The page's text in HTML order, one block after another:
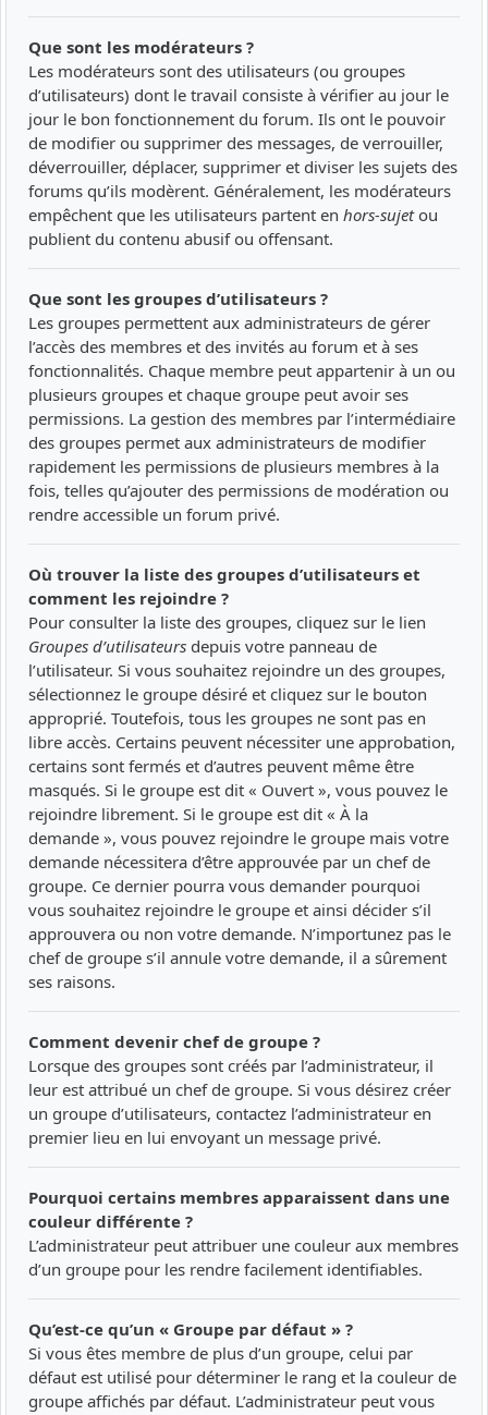
Que sont les modérateurs ?
Les modérateurs sont des utilisateurs (ou groupes
d’utilisateurs) dont le travail consiste à vérifier au jour le
jour le bon fonctionnement du forum. Ils ont le pouvoir
de modifier ou supprimer des messages, de verrouiller,
déverrouiller, déplacer, supprimer et diviser les sujets des
forums qu’ils modèrent. Généralement, les modérateurs
empêchent que les utilisateurs partent en hors-sujetou
publient du contenu abusif ou offensant.
Que sont les groupes d’utilisateurs ?
Les groupes permettent aux administrateurs de gérer
l’accès des membres et des invités au forum et à ses
fonctionnalités. Chaque membre peut appartenir à un ou
plusieurs groupes et chaque groupe peut avoir ses
permissions. La gestion des membres par l’intermédiaire
des groupes permet aux administrateurs de modifier
rapidement les permissions de plusieurs membres à la
fois, telles qu’ajouter des permissions de modération ou
rendre accessible un forum privé.
Où trouver la liste des groupes d’utilisateurs et
comment les rejoindre ?
Pour consulter la liste des groupes, cliquez sur le lien
Groupes d’utilisateurs depuis votre panneau de
l’utilisateur. Si vous souhaitez rejoindre un des groupes,
sélectionnez le groupe désiré et cliquez sur le bouton
approprié. Toutefois, tous les groupes ne sont pas en
libre accès. Certains peuvent nécessiter une approbation,
certains sont fermés et d’autres peuvent même être
masqués. Si le groupe est dit « Ouvert », vous pouvez le
rejoindre librement. Si le groupe est dit « À la
demande », vous pouvez rejoindre le groupe mais votre
demande nécessitera d’être approuvée par un chef de
groupe. Ce dernier pourra vous demander pourquoi
vous souhaitez rejoindre le groupe et ainsi décider s’il
approuvera ou non votre demande. N’importunez pas le
chef de groupe s’il annule votre demande, il a sûrement
ses raisons.
Comment devenir chef de groupe ?
Lorsque des groupes sont créés par l’administrateur, il
leur est attribué un chef de groupe. Si vous désirez créer
un groupe d’utilisateurs, contactez l’administrateur en
premier lieu en lui envoyant un message privé.
Pourquoi certains membres apparaissent dans une
couleur différente ?
L’administrateur peut attribuer une couleur aux membres
d’un groupe pour les rendre facilement identifiables.
Qu’est-ce qu’un « Groupe par défaut » ?
Si vous êtes membre de plus d’un groupe, celui par
défaut est utilisé pour déterminer le rang et la couleur de
groupe affichés par défaut. L’administrateur peut vous